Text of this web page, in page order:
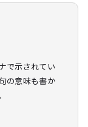
で示されてい
の意味も書か